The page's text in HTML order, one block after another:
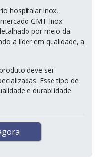
hospitalar inox,
GMT Inox.
por meio da
a líder em qualidade, a
deve ser
Esse tipo de
e durabilidade